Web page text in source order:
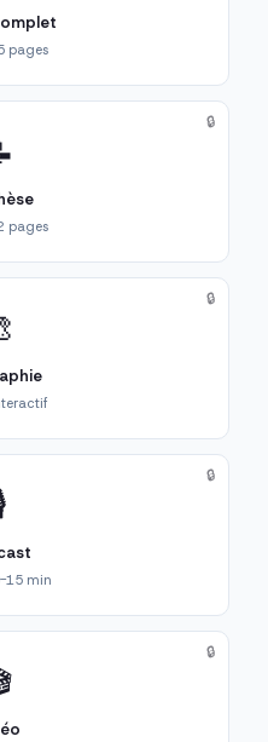
pages
pages
🔒
🔒
15 min
🔒
🔒